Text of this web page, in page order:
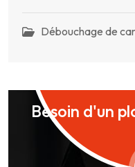
Débouchage de
Besoin d'un